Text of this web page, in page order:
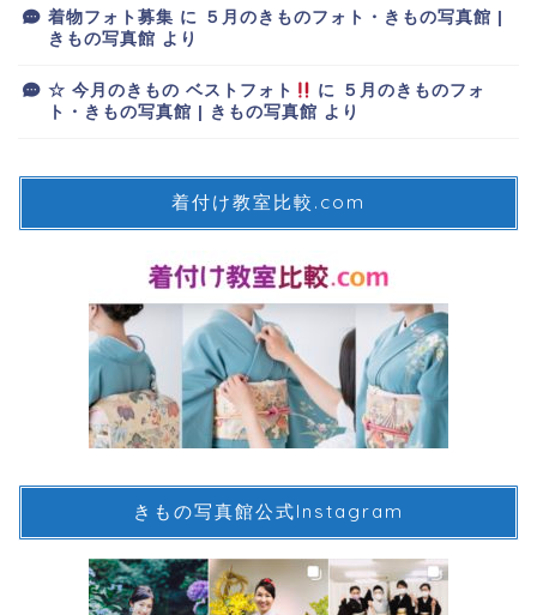
着物フォト募集 に ５月のきものフォト・きもの写真館 |
きもの写真館 より
☆ 今月のきもの ベストフォト に ５月のきものフォ
ト・きもの写真館 | きもの写真館 より
着付け教室比較.com
きもの写真館公式Instagram